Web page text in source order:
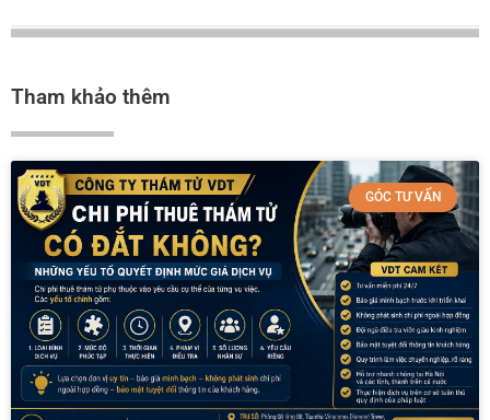
Tham khảo thêm
GÓC TƯ VẤN